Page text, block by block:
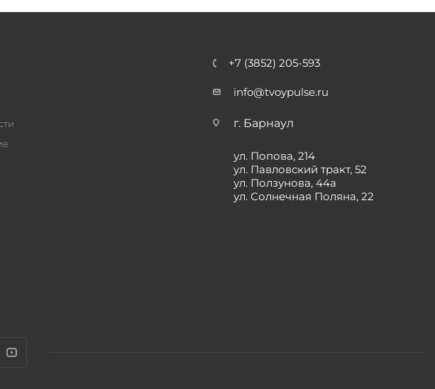
+7 (3852) 205-593
info@tvoypulse.ru
г. Барнаул
ул. Попова, 214
ул. Павловский тракт, 52
ул. Ползунова, 44а
ул. Солнечная Поляна, 22